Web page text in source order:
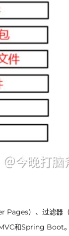
Pages）、过滤器
和Spring Boot